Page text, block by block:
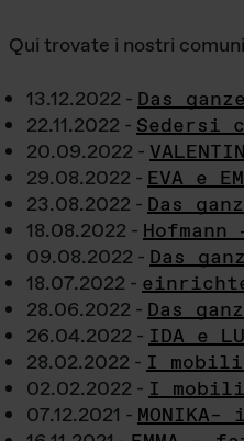
Qui trovate i nostri
13.12.2022 - Das
22.11.2022 - Sedersi
20.09.2022 -
29.08.2022 - EVA e
23.08.2022 - Das
18.08.2022 -
09.08.2022 - Das
18.07.2022 -
28.06.2022 - Das
26.04.2022 - IDA e
28.02.2022 - I mobili
02.02.2022 - I mobili
07.12.2021 -